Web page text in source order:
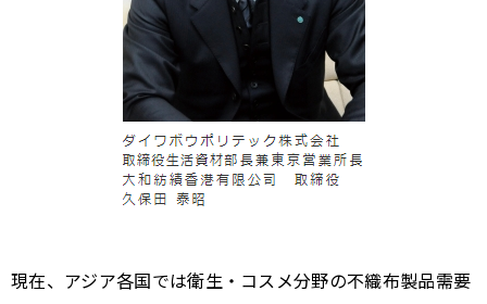
現在、アジア各国では衛生・コスメ分野の不織布製品需要